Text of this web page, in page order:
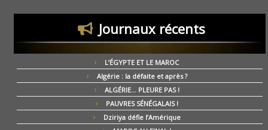
Journaux récents
L’ÉGYPTE ET LE MAROC
Algérie : la défaite et après ?
ALGÉRIE… PLEURE PAS !
PAUVRES SÉNÉGALAIS !
Dziriya défie l’Amérique